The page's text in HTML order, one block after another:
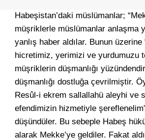
Habeşistan’daki müslümanlar;
müşriklerle müslümanlar anlaşma
yanlış haber aldılar. Bunun üzerine
hicretimiz, yerimizi ve yurdumuzu
müşriklerin düşmanlığı
düşmanlığı dostluğa çevrilmiştir.
Resûl-i ekrem sallallahü aleyhi ve
efendimizin hizmetiyle
düşündüler. Bu sebeple Habeş
alarak Mekke’ye geldiler. Fakat